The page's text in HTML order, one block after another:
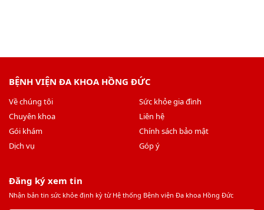
BỆNH VIỆN ĐA KHOA HỒNG ĐỨC
Về chúng tôi
Chuyên khoa
Gói khám
Dịch vụ
Sức khỏe gia đình
Liên hệ
Chính sách bảo mật
Góp ý
Đăng ký xem tin
Nhận bản tin sức khỏe định kỳ từ Hệ thống Bệnh viện Đa khoa Hồng Đức